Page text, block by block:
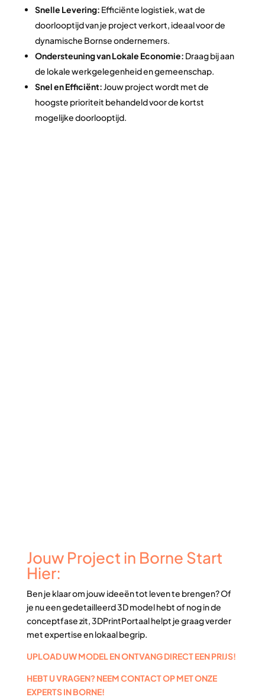
Snelle Levering: Efficiënte logistiek, wat de
doorlooptijd van je project verkort, ideaal voor de
dynamische Bornse ondernemers.
Ondersteuning van Lokale Economie: Draag bij aan
de lokale werkgelegenheid en gemeenschap.
Snel en Efficiënt:Jouw project wordt met de
hoogste prioriteit behandeld voor de kortst
mogelijke doorlooptijd.
Jouw Project in Borne Start
Hier:
Ben je klaar om jouw ideeën tot leven te brengen? Of
je nu een gedetailleerd 3D model hebt of nog in de
conceptfase zit, 3DPrintPortaal helpt je graag verder
met expertise en lokaal begrip.
UPLOAD UW MODEL EN ONTVANG DIRECT EEN PRIJS!
HEBT U VRAGEN? NEEM CONTACT OP MET ONZE
EXPERTS IN BORNE!